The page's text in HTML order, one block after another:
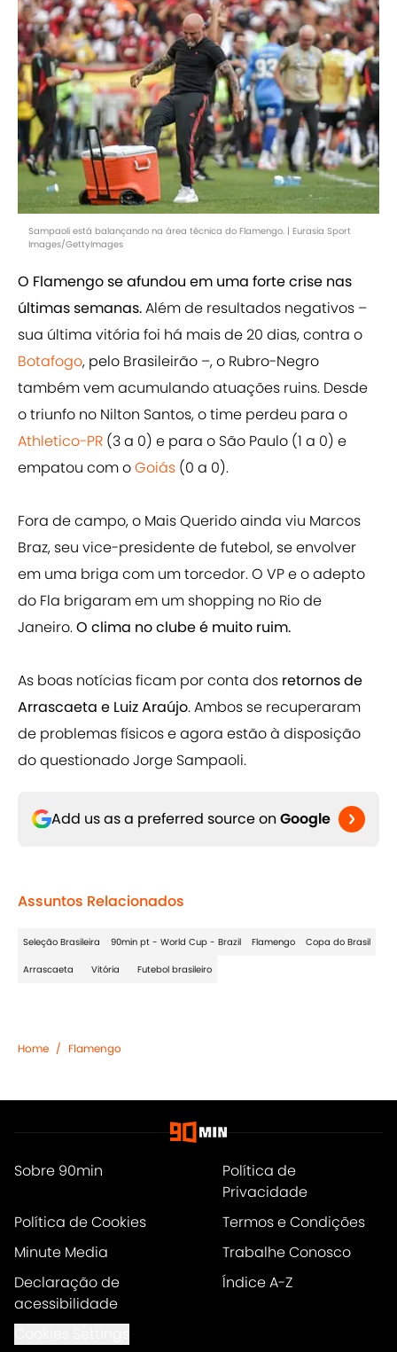
Sampaoli está balançando na área técnica do Flamengo. | Eurasia Sport
Images/GettyImages
O Flamengo se afundou em uma forte crise nas
últimas semanas.Além de resultados negativos –
sua última vitória foi há mais de 20 dias, contra o
Botafogo, pelo Brasileirão –, o Rubro-Negro
também vem acumulando atuações ruins. Desde
o triunfo no Nilton Santos, o time perdeu para o
Athletico-PR (3 a 0) e para o São Paulo (1 a 0) e
empatou com oGoiás (0 a 0).
Fora de campo, o Mais Querido ainda viu Marcos
Braz, seu vice-presidente de futebol, se envolver
em uma briga com um torcedor. O VP e o adepto
do Fla brigaram em um shopping no Rio de
Janeiro.O clima no clube é muito ruim.
As boas notícias ficam por conta dos retornos de
Arrascaeta e Luiz Araújo. Ambos se recuperaram
de problemas físicos e agora estão à disposição
do questionado Jorge Sampaoli.
Add us as a preferred source on Google
Assuntos Relacionados
Seleção Brasileira 90min pt - World Cup - Brazil Flamengo Copa do Brasil
Arrascaeta Vitória Futebol brasileiro
Home / Flamengo
Sobre 90min
Política de
Privacidade
Política de Cookies
Termos e Condições
Minute Media
Trabalhe Conosco
Declaração de
acessibilidade
Índice A-Z